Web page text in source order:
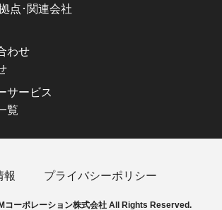
点･関連会社
わせ
サービス
覧
報 プライバシーポリシー
ーポレーション株式会社 All Rights Reserved.